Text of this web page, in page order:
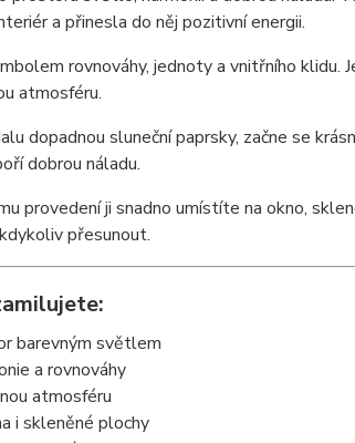
a přinesla do něj pozitivní energii.
rovnováhy, jednoty a vnitřního
atmosféru.
dopadnou sluneční paprsky, začne se
dobrou náladu.
provedení ji snadno umístíte na okno,
přesunout.
barevným světlem
a rovnováhy
atmosféru
i skleněné plochy